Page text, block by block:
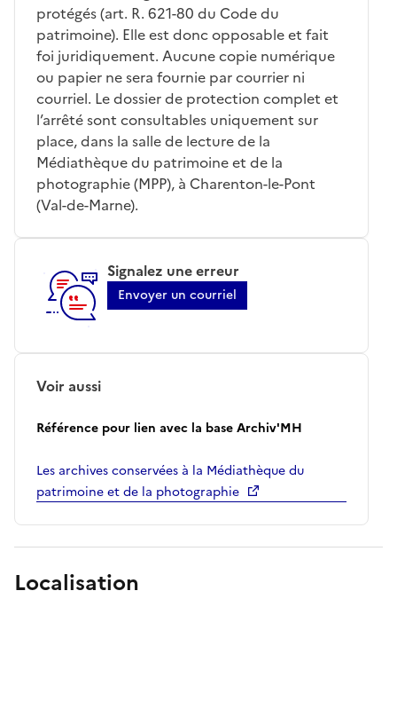
protégés (art. R. 621-80 du Code du
patrimoine). Elle est donc opposable et fait
foi juridiquement. Aucune copie numérique
ou papier ne sera fournie par courrier ni
courriel. Le dossier de protection complet et
l’arrêté sont consultables uniquement sur
place, dans la salle de lecture de la
Médiathèque du patrimoine et de la
photographie (MPP), à Charenton-le-Pont
(Val-de-Marne).
Signalez une erreur
Envoyer un courriel
Voir aussi
Référence pour lien avec la base Archiv'MH
Les archives conservées à la Médiathèque du
patrimoine et de la photographie
Localisation